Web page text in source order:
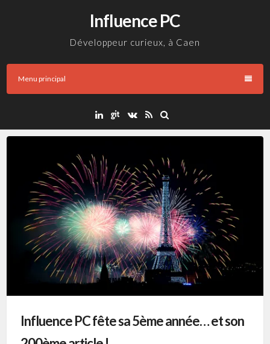
Influence PC
Développeur curieux, à Caen
Menu principal
Influence PC fête sa 5ème année… et son